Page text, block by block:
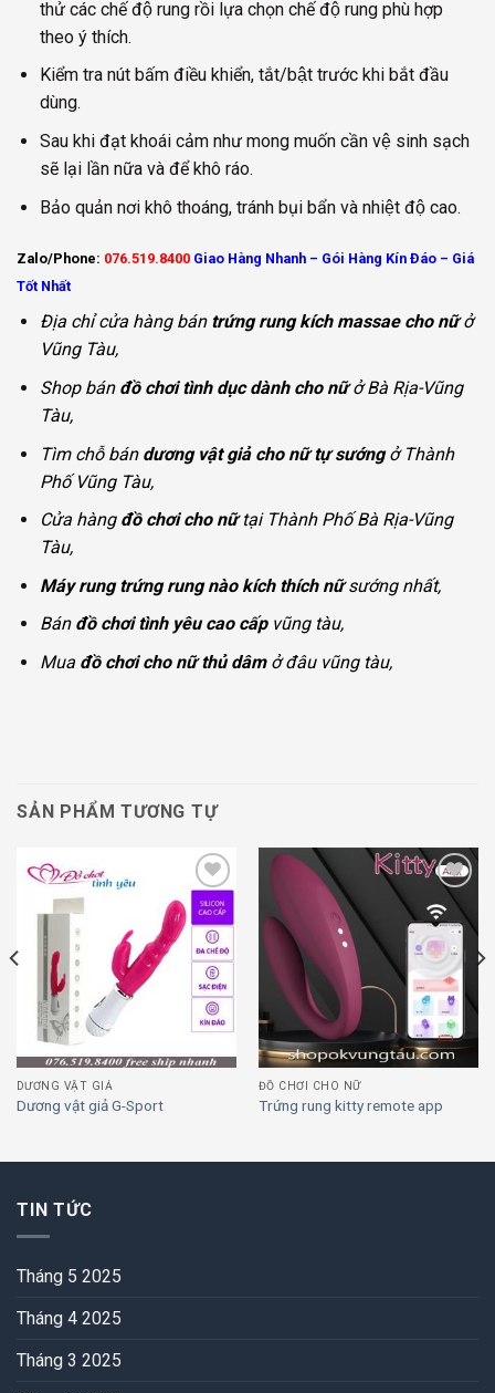
thử các chế độ rung rồi lựa chọn chế độ rung phù hợp
theo ý thích.
Kiểm tra nút bấm điều khiển, tắt/bật trước khi bắt đầu
dùng.
Sau khi đạt khoái cảm như mong muốn cần vệ sinh sạch
sẽ lại lần nữa và để khô ráo.
Bảo quản nơi khô thoáng, tránh bụi bẩn và nhiệt độ cao.
Zalo/Phone: 076.519.8400 Giao Hàng Nhanh – Gói Hàng Kín Đáo – Giá
Tốt Nhất
Địa chỉ cửa hàng bán trứng rung kích massae cho nữở
Vũng Tàu,
Shop bán đồ chơi tình dục dành cho nữở Bà Rịa-Vũng
Tàu,
Tìm chỗ bán dương vật giả cho nữ tự sướngở Thành
Phố Vũng Tàu,
Cửa hàng đồ chơi cho nữtại Thành Phố Bà Rịa-Vũng
Tàu,
Máy rung trứng rung nào kích thích nữsướng nhất,
Bán đồ chơi tình yêu cao cấpvũng tàu,
Mua đồ chơi cho nữ thủ dâmở đâu vũng tàu,
SẢN PHẨM TƯƠNG TỰ
Add to
wishlist
DƯƠNG VẬT GIẢ
Dương vật giả G-Sport
Add to
wishlist
ĐỒ CHƠI CHO NỮ
Trứng rung kitty remote app
TIN TỨC
Tháng 5 2025
Tháng 4 2025
Tháng 3 2025